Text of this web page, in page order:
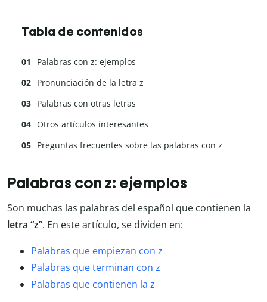
Tabla de contenidos
Palabras con z: ejemplos
Pronunciación de la letra z
Palabras con otras letras
Otros artículos interesantes
Preguntas frecuentes sobre las palabras con z
Palabras con z: ejemplos
Son muchas las palabras del español que contienen la
letra “z”. En este artículo, se dividen en:
Palabras que empiezan con z
Palabras que terminan con z
Palabras que contienen la z